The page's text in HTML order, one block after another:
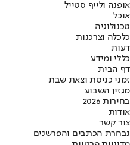
אופנה ולייף סטייל
אוכל
טכנולוגיה
כלכלה וצרכנות
דעות
כללי ומידע
דף הבית
זמני כניסת וצאת שבת
מגזין השבוע
בחירות 2026
אודות
צור קשר
נבחרת הכתבים והפרשנים